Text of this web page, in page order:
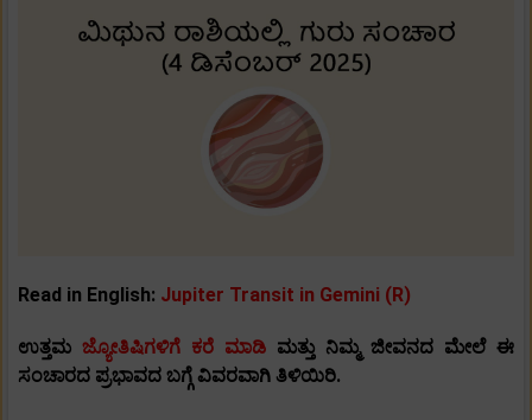
Read in English: Jupiter Transit in Gemini (R)
ಉತ್ತಮ ಜ್ಯೋತಿಷಿಗಳಿಗೆ ಕರೆ ಮಾಡಿ ಮತ್ತು ನಿಮ್ಮ ಜೀವನದ ಮೇಲೆ ಈ
ಸಂಚಾರದ ಪ್ರಭಾವದ ಬಗ್ಗೆ ವಿವರವಾಗಿ ತಿಳಿಯಿರಿ.